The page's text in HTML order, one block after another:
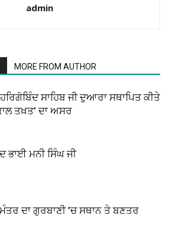
admin
MORE FROM AUTHOR
ਸਾਹਿਬ ਜੀ ਦੁਆਰਾ ਸਥਾਪਿਤ ਕੀਤੇ
ਤਖ਼ਤ’ ਦਾ ਅਸਰ
ਭਾਈ ਮਨੀ ਸਿੰਘ ਜੀ
ਦਾ ਗੁਰਬਾਣੀ ’ਚ ਸਥਾਨ ਤੇ ਬਣਤਰ